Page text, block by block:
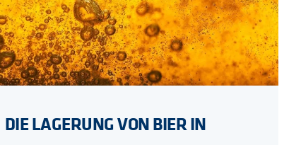
DIE LAGERUNG VON BIER IN